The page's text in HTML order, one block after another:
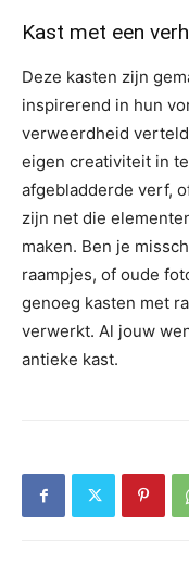
Kast met een
Deze kasten zijn
inspirerend in hun
verweerdheid
eigen creativiteit in
afgebladderde verf,
zijn net die
maken. Ben je
raampjes, of oude
genoeg kasten met
verwerkt. Al jouw
antieke kast.